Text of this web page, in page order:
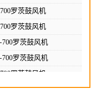
罗茨鼓风机
罗茨鼓风机
罗茨鼓风机
700罗茨鼓风机
罗茨鼓风机
罗茨鼓风机